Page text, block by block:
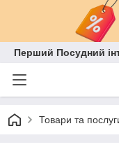
Перший Посудний
Товари та